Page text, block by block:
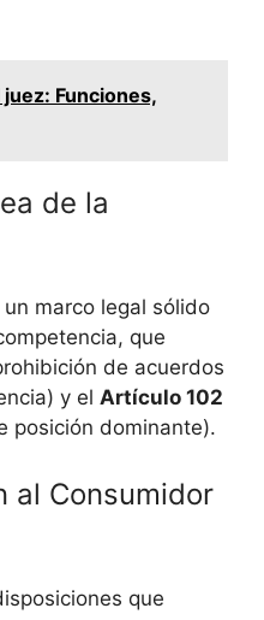
juez: Funciones,
de la
marco legal sólido
que
de acuerdos
y el Artículo 102
posición dominante).
al Consumidor
que